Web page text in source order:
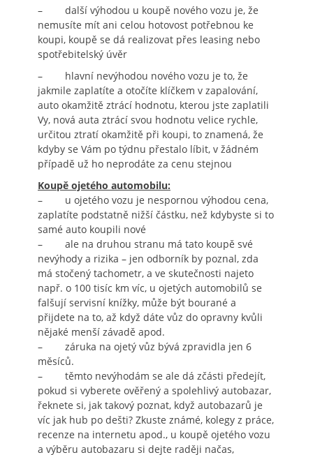
– další výhodou u koupě nového vozu je, že
nemusíte mít ani celou hotovost potřebnou ke
koupi, koupě se dá realizovat přes leasing nebo
spotřebitelský úvěr
– hlavní nevýhodou nového vozu je to, že
jakmile zaplatíte a otočíte klíčkem v zapalování,
auto okamžitě ztrácí hodnotu, kterou jste zaplatili
Vy, nová auta ztrácí svou hodnotu velice rychle,
určitou ztratí okamžitě při koupi, to znamená, že
kdyby se Vám po týdnu přestalo líbit, v žádném
případě už ho neprodáte za cenu stejnou
Koupě ojetého automobilu:
– u ojetého vozu je nespornou výhodou cena,
zaplatíte podstatně nižší částku, než kdybyste si to
samé auto koupili nové
– ale na druhou stranu má tato koupě své
nevýhody a rizika – jen odborník by poznal, zda
má stočený tachometr, a ve skutečnosti najeto
např. o 100 tisíc km víc, u ojetých automobilů se
falšují servisní knížky, může být bourané a
přijdete na to, až když dáte vůz do opravny kvůli
nějaké menší závadě apod.
– záruka na ojetý vůz bývá zpravidla jen 6
měsíců.
– těmto nevýhodám se ale dá zčásti předejít,
pokud si vyberete ověřený a spolehlivý autobazar,
řeknete si, jak takový poznat, když autobazarů je
víc jak hub po dešti? Zkuste známé, kolegy z práce,
recenze na internetu apod., u koupě ojetého vozu
a výběru autobazaru si dejte raději načas,